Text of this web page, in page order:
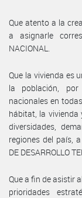
Que atento a la
a asignarle
NACIONAL.
Que la vivienda es
la población,
nacionales en
hábitat, la
diversidades,
regiones del país,
DE DESARROLLO
Que a fin de asistir
prioridades